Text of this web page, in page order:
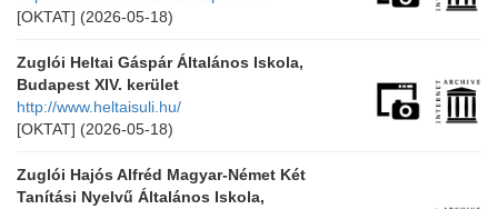
[OKTAT] (2026-05-18)
Zuglói Heltai Gáspár Általános Iskola,
Budapest XIV. kerület
http://www.heltaisuli.hu/
[OKTAT] (2026-05-18)
Zuglói Hajós Alfréd Magyar-Német Két
Tanítási Nyelvű Általános Iskola,